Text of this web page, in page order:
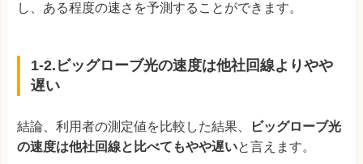
し、ある程度の速さを予測することができます。
1-2.ビッグローブ光の速度は他社回線よりやや
遅い
結論、利用者の測定値を比較した結果、
ビッグローブ光
の速度は他社回線と比べてもやや遅いと言えます。